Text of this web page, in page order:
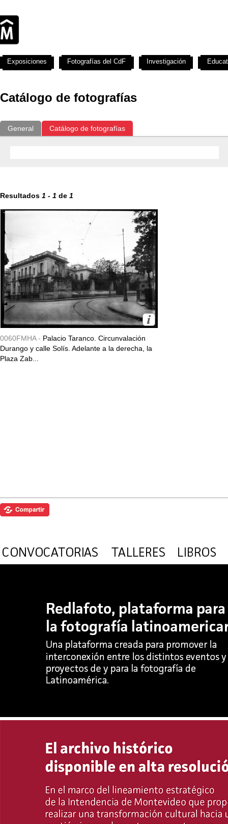
Catálogo de fotografías
General Catálogo de fotografías
Resultados 1 - 1 de 1
0060FMHA - Palacio Taranco. Circunvalación
Durango y calle Solís. Adelante a la derecha, la
Plaza Zab...
Exposiciones Fotografías del CdF Investigación